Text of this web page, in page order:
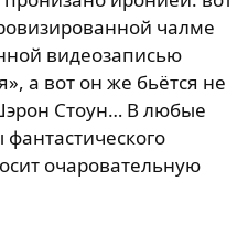
чалме
видеозаписью
а вот он же бьётся не
Стоун… В любые
очаровательную